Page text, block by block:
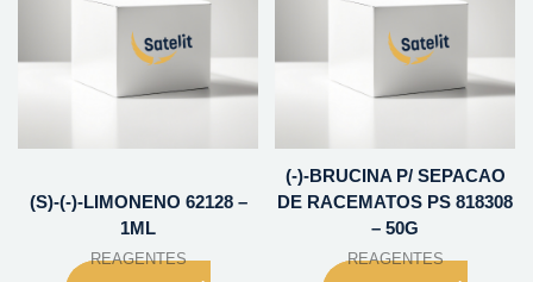
(S)-(-)-LIMONENO 62128 –
1ML
REAGENTES
(-)-BRUCINA P/ SEPACAO
DE RACEMATOS PS 818308
– 50G
REAGENTES